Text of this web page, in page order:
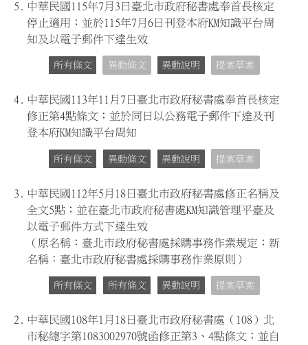
5.
中華民國115年7月3日臺北市政府秘書處奉首長核定
停止適用；並於115年7月6日刊登本府KM知識平台周
知及以電子郵件下達生效
所有條文 異動條文 異動說明 提案草案
4. 中華民國113年11月7日臺北市政府秘書處奉首長核定
修正第4點條文；並於同日以公務電子郵件下達及刊
登本府KM知識平台周知
所有條文 異動條文 異動說明 提案草案
3.
中華民國112年5月18日臺北市政府秘書處修正名稱及
全文5點；並在臺北市政府秘書處KM知識管理平臺及
以電子郵件方式下達生效
（原名稱：臺北市政府秘書處採購事務作業規定；新
名稱：臺北市政府秘書處採購事務作業原則）
所有條文 所有條文 異動說明 提案草案
2. 中華民國108年1月18日臺北市政府秘書處（108）北
市秘總字第1083002970號函修正第3、4點條文；並自